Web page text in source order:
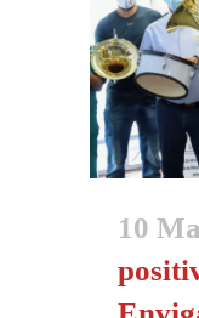
10